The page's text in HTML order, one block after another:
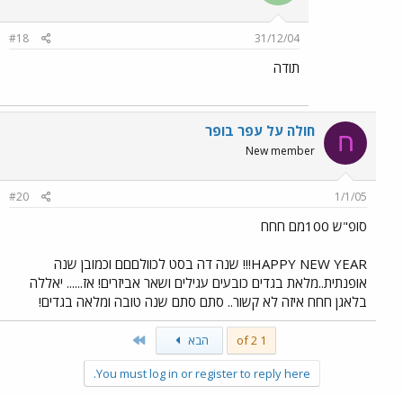
31/12/04
#18
תודה
ח חולה על עפר בופר
New member
1/1/05
#20
סופ"ש 100מם חחח
HAPPY NEW YEAR!!! שנה דה בסט לכוולםםם וכמובן שנה
אופנתית..מלאת בגדים כובעים עגילים ושאר אביזרים! אז...... יאללה
בלאגן חחח איזה לא קשור.. סתם סתם שנה טובה ומלאה בגדים!
1 of 2 הבא
You must log in or register to reply here.